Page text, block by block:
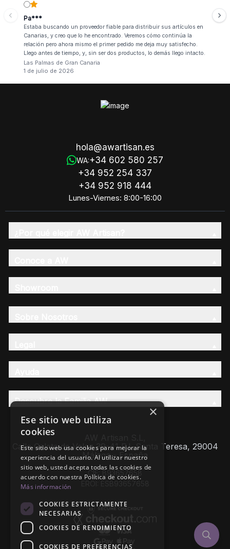
Pa***
Estaba buscando un proveedor fiable para distribuir sus artículos en
Canarias, y creo que lo he encontrado. Veremos cómo continúa la
relación pero ahora mismo el primer pedido me deja muy satisfecho.
Llego antes de tiempo, y, sin ser dos productos, lo demás llego intacto.
Las Palmas de Gran Canaria
1 de julio de 2026
hola@awartisan.es
WA:+34 602 580 257
+34 952 254 337
+34 952 918 444
Lunes-Viernes: 8:00-16:00
Descubre la Familia AW
Calle Caleta de Velez 39-41 P.I. Santa Teresa, 29004
Málaga - España
CIF: B93657658
×
Ese sitio web utiliza
cookies
Este sitio web usa cookies para mejorar la
experiencia del usuario. Al utilizar nuestro
sitio web, usted acepta todas las cookies de
acuerdo con nuestra Política de cookies.
Más información
COOKIES ESTRICTAMENTE
NECESARIAS
COOKIES DE RENDIMIENTO
COOKIES DE PREFERENCIAS